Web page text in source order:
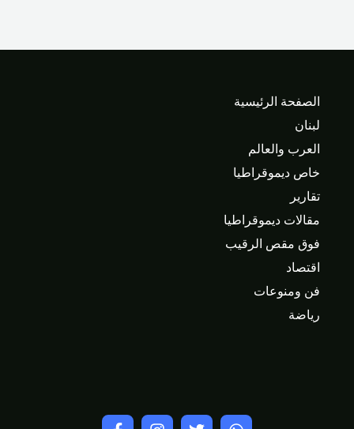
الصفحة الرئيسية
لبنان
العرب والعالم
خاص ديموقراطيا
تقارير
مقالات ديموقراطيا
فوق مقص الرقيب
اقتصاد
فن ومنوعات
رياضة